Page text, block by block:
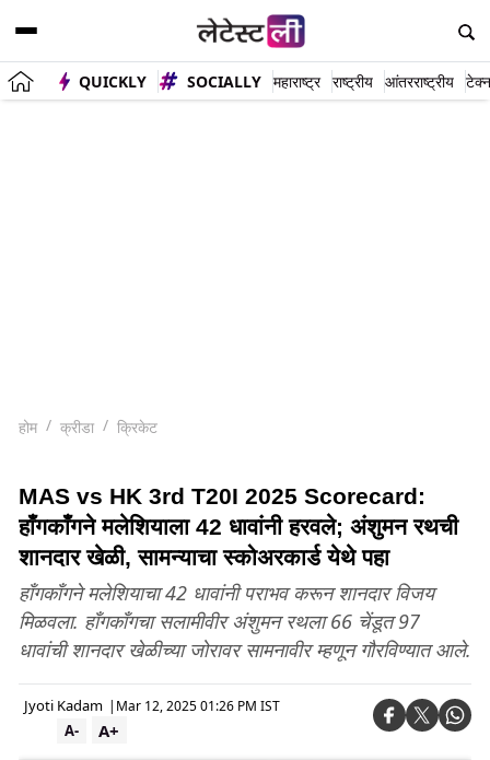
QUICKLY SOCIALLY महाराष्ट्र राष्ट्रीय आंतरराष्ट्रीय
होम क्रीडा क्रिकेट
MAS vs HK 3rd T20I 2025 Scorecard:
हाँगकाँगने मलेशियाला 42 धावांनी हरवले; अंशुमन रथची
शानदार खेळी, सामन्याचा स्कोअरकार्ड येथे पहा
हाँगकाँगने मलेशियाचा 42 धावांनी पराभव करून शानदार विजय
मिळवला. हाँगकाँगचा सलामीवीर अंशुमन रथला 66 चेंडूत 97
धावांची शानदार खेळीच्या जोरावर सामनावीर म्हणून गौरविण्यात आले.
Jyoti Kadam | Mar 12, 2025 01:26 PM IST
A+
A-